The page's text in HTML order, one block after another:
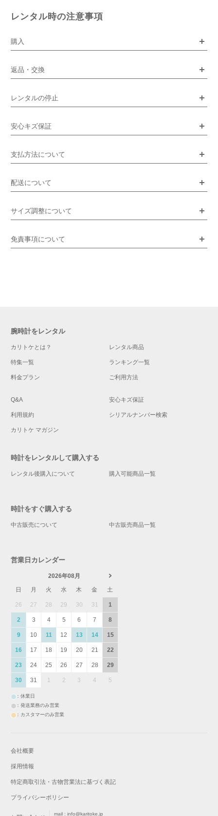
レンタル時の注意事項
購入
返品・交換
レンタルの停止
安心キズ保証
支払方法について
配送について
サイズ調整について
免責事項について
腕時計をレンタル
カリトケとは？ レンタル商品
特集一覧 ランキング一覧
料金プラン ご利用方法
Q&A 安心キズ保証
利用規約 シリアルナンバー検索
カリトケ マガジン
時計をレンタルして購入する
レンタル後購入について 購入可能商品一覧
時計をすぐ購入する
中古販売について 中古販売商品一覧
営業日カレンダー
2026年08月
日
月 火 水 木 金 土
26 27 28 29 30 31 1
2 3 4 5 6 7 8
9 10 11 12 13 14 15
16 17 18 19 20 21 22
23 24 25 26 27 28 29
30 31 1 2 3 4 5
：休業日
：発送業務のみ営業
：カスタマーのみ営業
会社概要
採用情報
特定商取引法・古物営業法に基づく表記
プライバシーポリシー
mail : info@karitoke.jp